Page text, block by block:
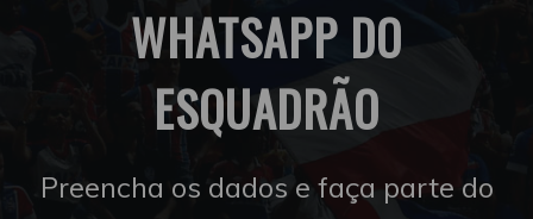
WHATSAPP DO
ESQUADRÃO
Preencha os dados e faça parte do